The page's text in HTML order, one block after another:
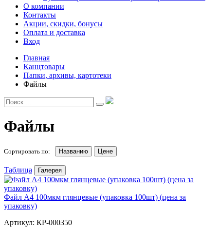
О компании
Контакты
Акции, скидки, бонусы
Оплата и доставка
Вход
Главная
Канцтовары
Папки, архивы, картотеки
Файлы
Файлы
Сортировать по: Названию Цене
Таблица Галерея
Файл А4 100мкм глянцевые (упаковка 100шт) (цена за
упаковку)
Артикул: КР-000350